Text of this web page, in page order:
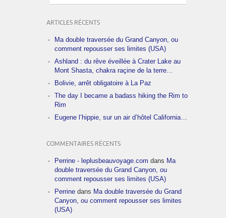
ARTICLES RÉCENTS
Ma double traversée du Grand Canyon, ou
comment repousser ses limites (USA)
Ashland : du rêve éveillée à Crater Lake au
Mont Shasta, chakra raçine de la terre…
Bolivie, arrêt obligatoire à La Paz
The day I became a badass hiking the Rim to
Rim
Eugene l’hippie, sur un air d’hôtel California…
COMMENTAIRES RÉCENTS
Perrine - leplusbeauvoyage.com dans Ma
double traversée du Grand Canyon, ou
comment repousser ses limites (USA)
Perrine dans Ma double traversée du Grand
Canyon, ou comment repousser ses limites
(USA)